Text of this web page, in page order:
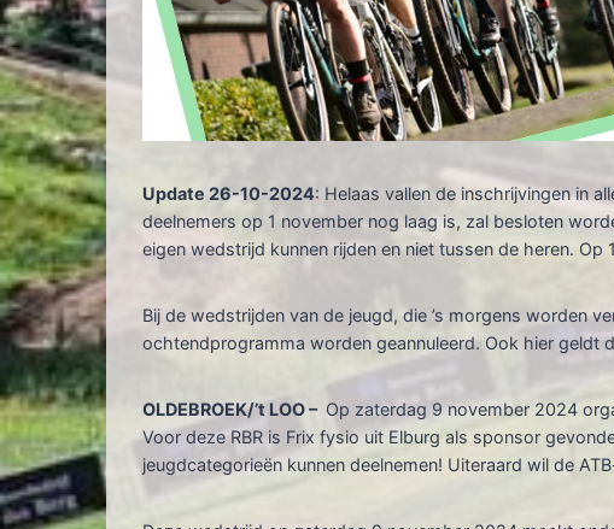
Update 26-10-2024: Helaas vallen de inschrijvingen in
deelnemers op 1 november nog laag is, zal besloten
eigen wedstrijd kunnen rijden en niet tussen de heren.
Bij de wedstrijden van de jeugd, die ’s morgens worden
ochtendprogramma worden geannuleerd. Ook hier geldt
OLDEBROEK/’t LOO – Op zaterdag 9 november 2024
Voor deze RBR is Frix fysio uit Elburg als sponsor
jeugdcategorieën kunnen deelnemen! Uiteraard wil de